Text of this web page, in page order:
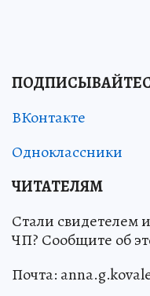
ВКонтакте
Одноклассники
ЧИТАТЕЛЯМ
Стали свидетелем
ЧП? Сообщите об
Почта: